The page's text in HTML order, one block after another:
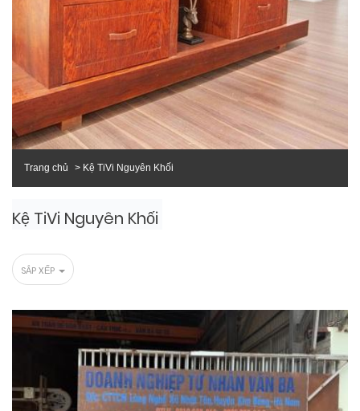
Trang chủ Kệ TiVi Nguyên Khối
Kệ TiVi Nguyên Khối
SẮP XẾP